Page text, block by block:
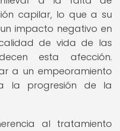
capilar, lo que a su
impacto negativo en
de vida de las
esta afección.
a un empeoramiento
la progresión de la
al tratamiento